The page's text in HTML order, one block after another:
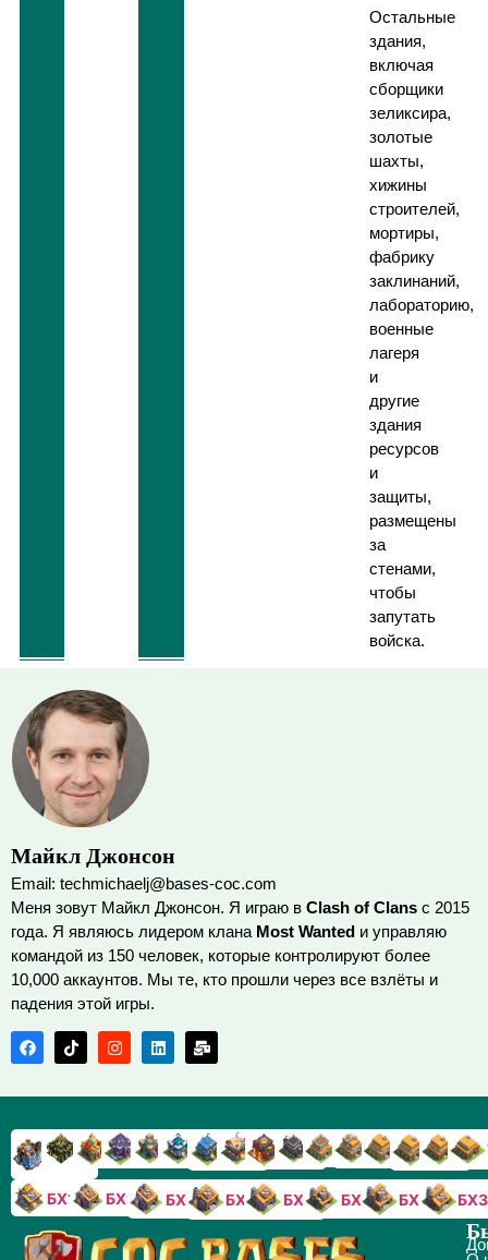
Остальные
здания,
включая
сборщики
зеликсира,
золотые
шахты,
хижины
строителей,
мортиры,
фабрику
заклинаний,
лабораторию,
военные
лагеря
и
другие
здания
ресурсов
и
защиты,
размещены
за
стенами,
чтобы
запутать
войска.
Майкл Джонсон
Email: techmichaelj@bases-coc.com
Меня зовут Майкл Джонсон. Я играю в Clash of Clans с 2015
года. Я являюсь лидером клана Most Wanted и управляю
командой из 150 человек, которые контролируют более
10,000 аккаунтов. Мы те, кто прошли через все взлёты и
падения этой игры.
TX18TX17TX16TX15TX14TX13TX12TX11TX10TX9TX8TX7TX6TX5TX4
БХ10 БХ9 БХ8 БХ7 БХ6 БХ5 БХ4 БХ3